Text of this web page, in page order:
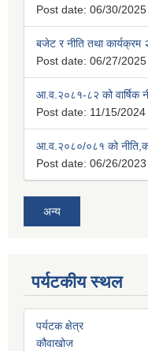
Post date: 06/30/
बजेट र नीति तथा
Post date: 06/27/
आ.व.२०८१-८२ को वार्षिक
Post date: 11/15/
आ.व.२०८०/०८१ को
Post date: 06/26/
अन्य
पर्यटकीय स्थल
पर्यटक क्षेत्र
कौवाखोज